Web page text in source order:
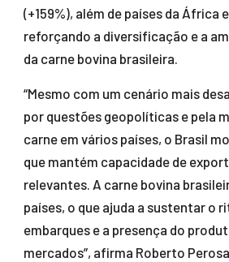
(+159%), além de países da África
reforçando a diversificação e a
da carne bovina brasileira.
“Mesmo com um cenário mais
por questões geopolíticas e pela
carne em vários países, o Brasil
que mantém capacidade de
relevantes. A carne bovina
países, o que ajuda a sustentar o
embarques e a presença do
mercados”, afirma Roberto